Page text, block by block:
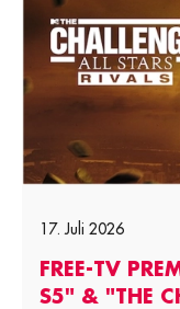
17. Juli 2026
FREE-TV
S5" & "THE